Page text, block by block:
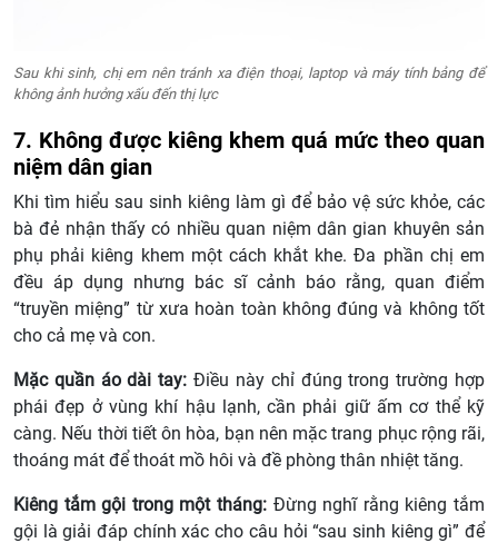
Sau khi sinh, chị em nên tránh xa điện thoại, laptop và máy tính bảng để
không ảnh hưởng xấu đến thị lực
7. Không được kiêng khem quá mức theo quan
niệm dân gian
Khi tìm hiểu sau sinh kiêng làm gì để bảo vệ sức khỏe, các
bà đẻ nhận thấy có nhiều quan niệm dân gian khuyên sản
phụ phải kiêng khem một cách khắt khe. Đa phần chị em
đều áp dụng nhưng bác sĩ cảnh báo rằng, quan điểm
“truyền miệng” từ xưa hoàn toàn không đúng và không tốt
cho cả mẹ và con.
Mặc quần áo dài tay:Điều này chỉ đúng trong trường hợp
phái đẹp ở vùng khí hậu lạnh, cần phải giữ ấm cơ thể kỹ
càng. Nếu thời tiết ôn hòa, bạn nên mặc trang phục rộng rãi,
thoáng mát để thoát mồ hôi và đề phòng thân nhiệt tăng.
Kiêng tắm gội trong một tháng: Đừng nghĩ rằng kiêng tắm
gội là giải đáp chính xác cho câu hỏi “sau sinh kiêng gì” để